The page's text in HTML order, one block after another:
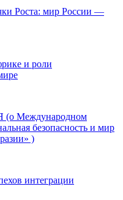
Роста: мир России —
и роли
Международном
безопасность и мир
)
интеграции